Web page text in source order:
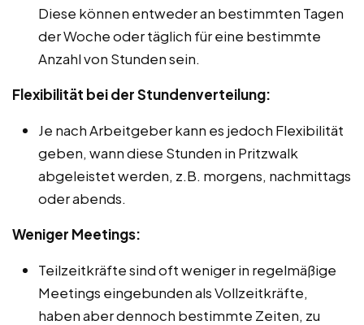
Diese können entweder an bestimmten Tagen
der Woche oder täglich für eine bestimmte
Anzahl von Stunden sein.
Flexibilität bei der Stundenverteilung:
Je nach Arbeitgeber kann es jedoch Flexibilität
geben, wann diese Stunden in Pritzwalk
abgeleistet werden, z.B. morgens, nachmittags
oder abends.
Weniger Meetings:
Teilzeitkräfte sind oft weniger in regelmäßige
Meetings eingebunden als Vollzeitkräfte,
haben aber dennoch bestimmte Zeiten, zu